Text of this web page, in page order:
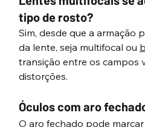
tipo de rosto?
Sim, desde que a armação
da lente, seja multifocal ou
transição entre os campos
distorções.
Óculos com aro
O aro fechado pode